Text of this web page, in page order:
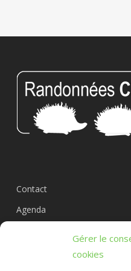
Gérer le
cookies
Contact
Agenda